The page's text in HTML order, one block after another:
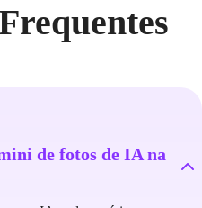
de fotos de IA na